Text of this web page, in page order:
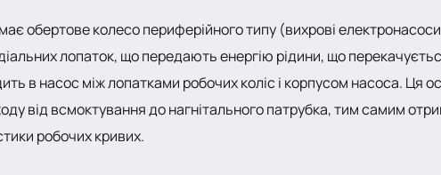
обертове колесо периферійного типу (вихрові
лопаток, що передають енергію рідини, що
в насос між лопатками робочих коліс і корпусом насоса. Ця
від всмоктування до нагнітального патрубка, тим самим
робочих кривих.